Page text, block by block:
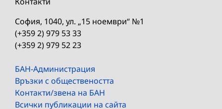
София, 1040, ул. „15 ноември“ №1
(+359 2) 979 53 33
(+359 2) 979 52 23
БАН-Администрация
Връзки с обществеността
Контакти/звена на БАН
Всички публикации на сайта